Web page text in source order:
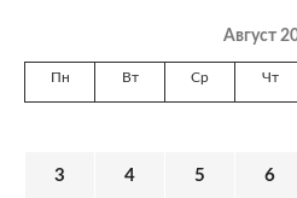
Август
Пн Вт Ср Чт
3 4 5 6